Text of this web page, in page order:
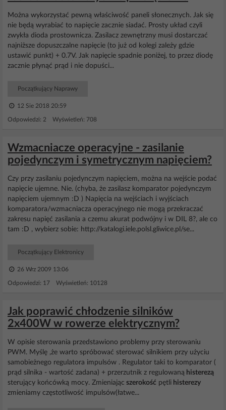
Można wykorzystać pewną właściwość paneli słonecznych. Jak się
nie będą wyrabiać to napięcie zacznie siadać. Prosty układ czyli
zwykła dioda prostownicza. Zasilacz zewnętrzny musi dostarczać
najniższe dopuszczalne napięcie (to już od kolegi zależy gdzie
ustawić punkt) + 0.7V. Jak napięcie spadnie poniżej, to przez diodę
zacznie płynąć prąd i nie dopuści...
Początkujący Naprawy
12 Sie 2018 20:59
Odpowiedzi: 2 Wyświetleń: 708
Wzmacniacze operacyjne - zasilanie
pojedynczym i symetrycznym napięciem?
Czy przy zasilaniu pojedynczym napięciem, można na wejście podać
napięcie ujemne. Nie. (chyba, że zasilasz komparator pojedynczym
napięciem ujemnym :D ) Napięcia na wejściach i wyjściach
komparatora/wzmacniacza operacyjnego nie mogą przekraczać
zakresu napięć zasilania a czemu akurat podwójny i w DIL 8?, ale co
tam :D , wybierz sobie: http://katalogi.iele.polsl.gliwice.pl/se...
Początkujący Elektronicy
26 Wrz 2009 13:06
Odpowiedzi: 17 Wyświetleń: 10128
Jak poprawić chłodzenie silników
2x400W w rowerze elektrycznym?
W opisie sterowania przedstawiono problemy przy sterowaniu
PWM. Myślę ,że warto spróbować sterować silnikiem przy użyciu
samobieżnego regulatora impulsów . Regulator taki to komparator (
prąd silnika - wartość zadana) + przerzutnik z regulowaną histerezą
sterujący końcówką mocy. Zmieniając szerokość pętli histerezy
zmieniamy częstotliwość impulsów(łatwe...